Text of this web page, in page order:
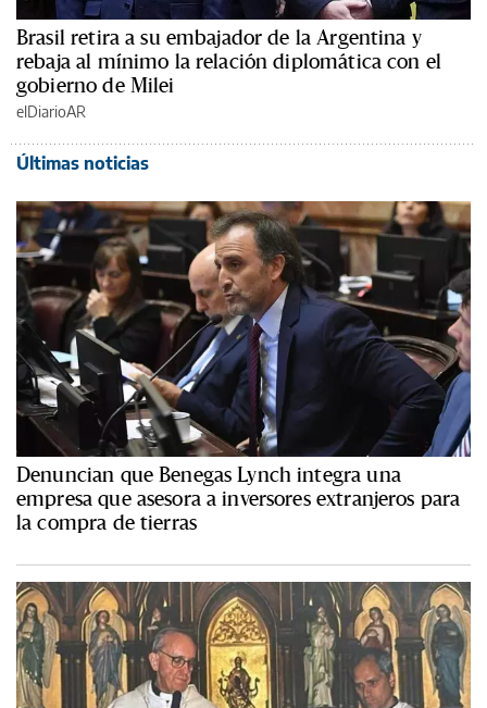
Brasil retira a su embajador de la Argentina y
rebaja al mínimo la relación diplomática con el
gobierno de Milei
elDiarioAR
Últimas noticias
Denuncian que Benegas Lynch integra una
empresa que asesora a inversores extranjeros para
la compra de tierras